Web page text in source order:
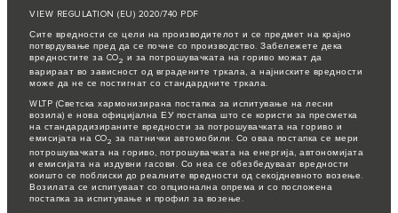
VIEW REGULATION (EU) 2020/740 PDF
Сите вредности се цели на производителот и се предмет на крајно
потврдување пред да се почне со производство. Забележете дека
вредностите за CO2 и за потрошувачката на гориво можат да
варираат во зависност од вградените тркала, а најниските вредности
може да не се постигнат со стандардните тркала.
WLTP (Светска хармонизирана постапка за испитување на лесни
возила) е нова официјална ЕУ постапка што се користи за пресметка
на стандардизираните вредности за потрошувачката на гориво и
емисијата на CO2 за патнички автомобили. Со оваа постапка се мери
потрошувачката на гориво, потрошувачката на енергија, автономијата
и емисијата на издувни гасови. Со неа се обезбедуваат вредности
коишто се поблиски до реалните вредности од секојдневното возење.
Возилата се испитуваат со опционална опрема и со посложена
постапка за испитување и профил за возење.